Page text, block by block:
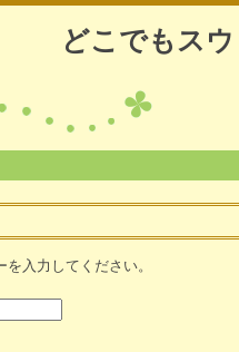
どこでもス
入力してください。